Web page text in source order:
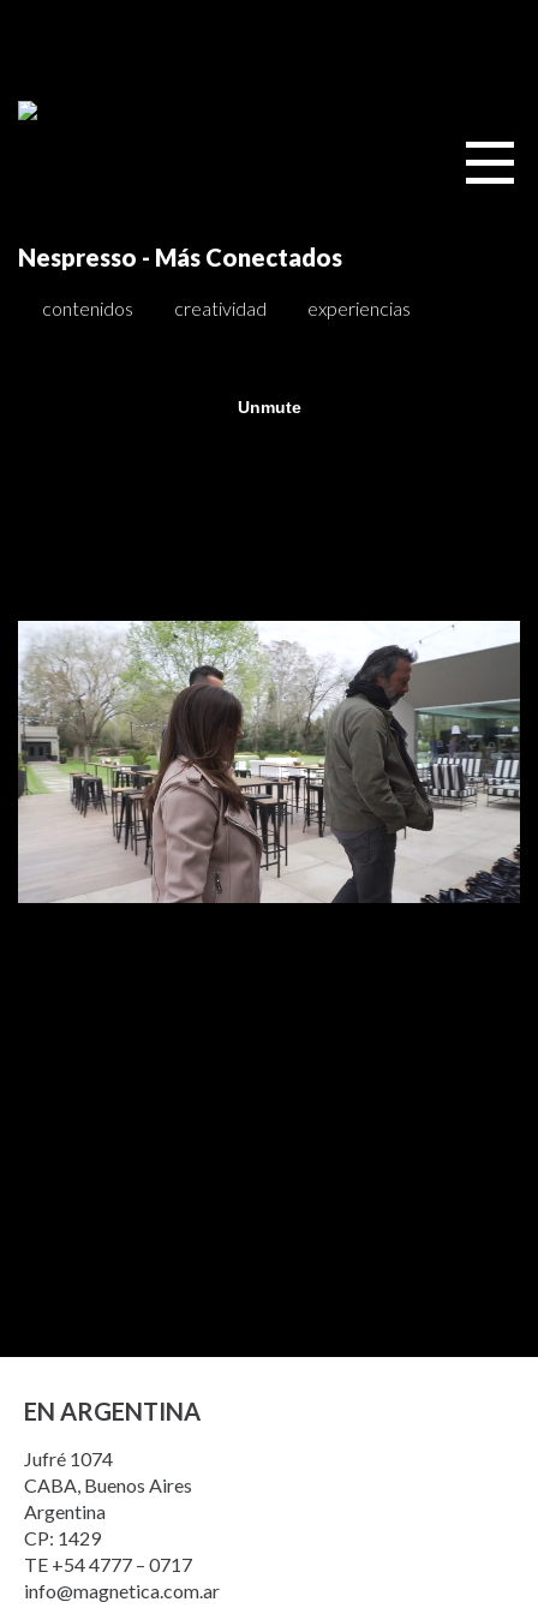
Nespresso - Más Conectados
contenidos creatividad experiencias
EN ARGENTINA
Jufré 1074
CABA, Buenos Aires
Argentina
CP: 1429
TE +54 4777 – 0717
info@magnetica.com.ar